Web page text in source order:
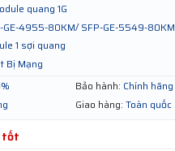
quang 1G
GE-4955-80KM/ SFP-GE-5549-80KM
1 sợi quang
Bị Mạng
Bảo hành: Chính hãng
Giao hàng: Toàn quốc
tốt